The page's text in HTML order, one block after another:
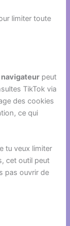
limiter toute
navigateur peut
TikTok via
des cookies
ce qui
tu veux limiter
cet outil peut
pas ouvrir de